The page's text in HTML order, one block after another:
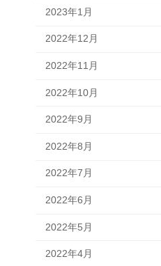
2023年1月
2022年12月
2022年11月
2022年10月
2022年9月
2022年8月
2022年7月
2022年6月
2022年5月
2022年4月